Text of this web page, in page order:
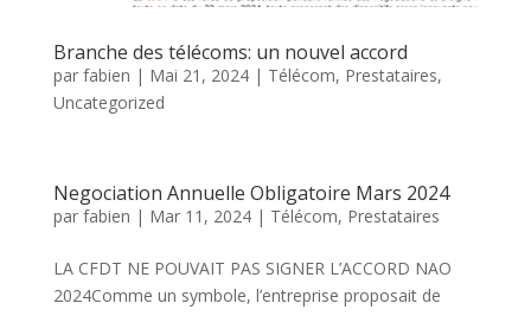
Branche des télécoms: un nouvel accord
par fabien | Mai 21, 2024| Télécom, Prestataires,
Uncategorized
Negociation Annuelle Obligatoire Mars 2024
par fabien | Mar 11, 2024| Télécom, Prestataires
LA CFDT NE POUVAIT PAS SIGNER L’ACCORD NAO
2024Comme un symbole, l’entreprise proposait de